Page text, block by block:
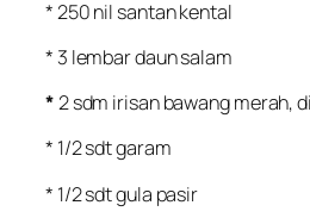
* 250 nil santan kental
* 3 lembar daun salam
*2 sdm irisan bawang merah,
* 1/2 sdt garam
* 1/2 sdt gula pasir